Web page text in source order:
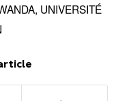
, UNIVERSITÉ